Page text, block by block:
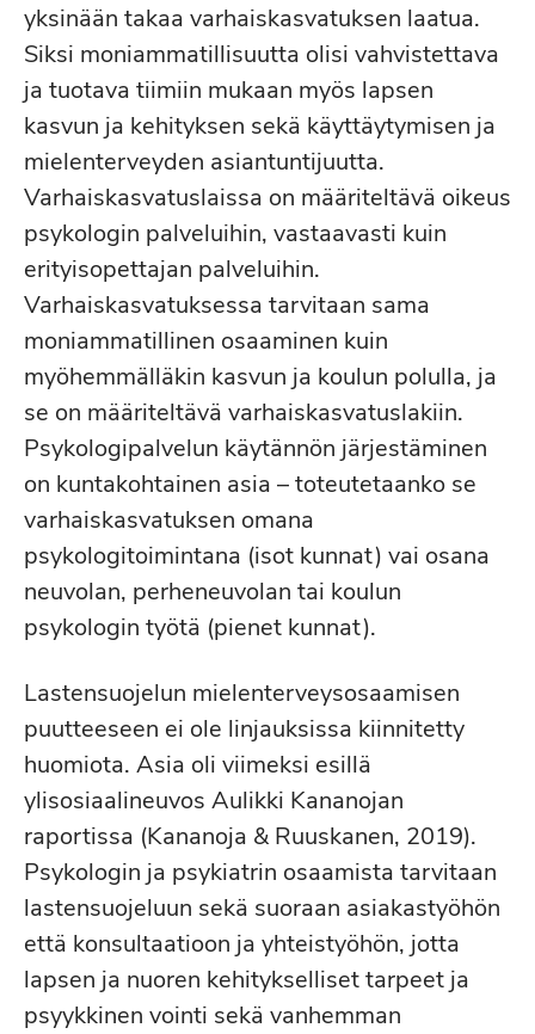
yksinään takaa varhaiskasvatuksen laatua.
Siksi moniammatillisuutta olisi vahvistettava
ja tuotava tiimiin mukaan myös lapsen
kasvun ja kehityksen sekä käyttäytymisen ja
mielenterveyden asiantuntijuutta.
Varhaiskasvatuslaissa on määriteltävä oikeus
psykologin palveluihin, vastaavasti kuin
erityisopettajan palveluihin.
Varhaiskasvatuksessa tarvitaan sama
moniammatillinen osaaminen kuin
myöhemmälläkin kasvun ja koulun polulla, ja
se on määriteltävä varhaiskasvatuslakiin.
Psykologipalvelun käytännön järjestäminen
on kuntakohtainen asia – toteutetaanko se
varhaiskasvatuksen omana
psykologitoimintana (isot kunnat) vai osana
neuvolan, perheneuvolan tai koulun
psykologin työtä (pienet kunnat).
Lastensuojelun mielenterveysosaamisen
puutteeseen ei ole linjauksissa kiinnitetty
huomiota. Asia oli viimeksi esillä
ylisosiaalineuvos Aulikki Kananojan
raportissa (Kananoja & Ruuskanen, 2019).
Psykologin ja psykiatrin osaamista tarvitaan
lastensuojeluun sekä suoraan asiakastyöhön
että konsultaatioon ja yhteistyöhön, jotta
lapsen ja nuoren kehitykselliset tarpeet ja
psyykkinen vointi sekä vanhemman